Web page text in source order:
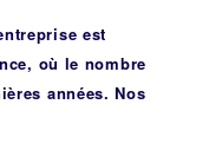
est
où le nombre
années. Nos